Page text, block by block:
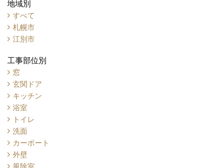
地域別
すべて
札幌市
江別市
工事部位別
窓
玄関ドア
キッチン
浴室
トイレ
洗面
カーポート
外壁
風除室